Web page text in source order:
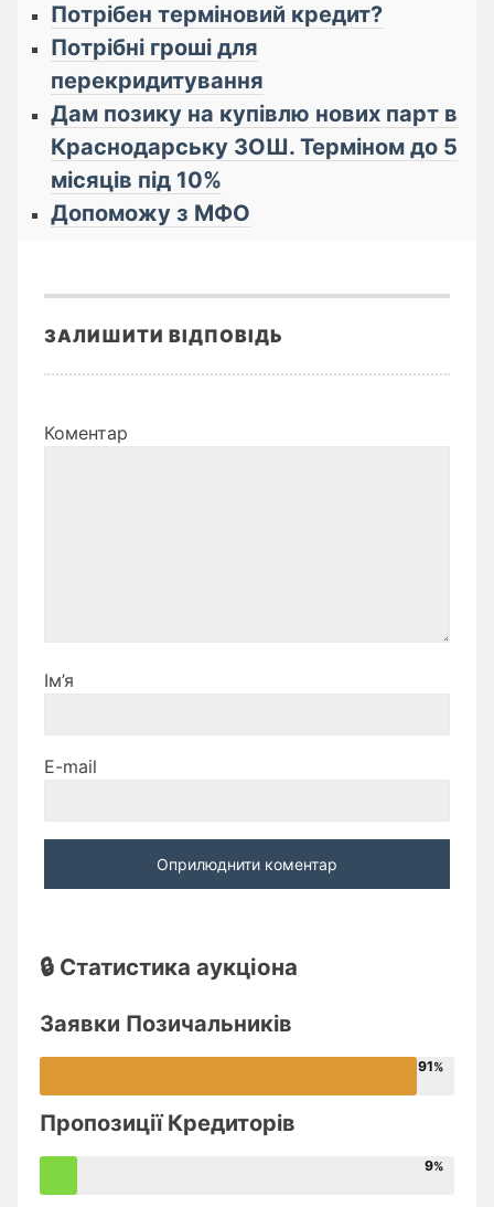
Потрібен терміновий кредит?
Потрібні гроші для
перекридитування
Дам позику на купівлю нових парт в
Краснодарську ЗОШ. Терміном до 5
місяців під 10%
Допоможу з МФО
ЗАЛИШИТИ ВІДПОВІДЬ
Коментар
Ім’я
E-mail
🔒 Статистика аукціона
Заявки Позичальників
91
Пропозиції Кредиторів
9